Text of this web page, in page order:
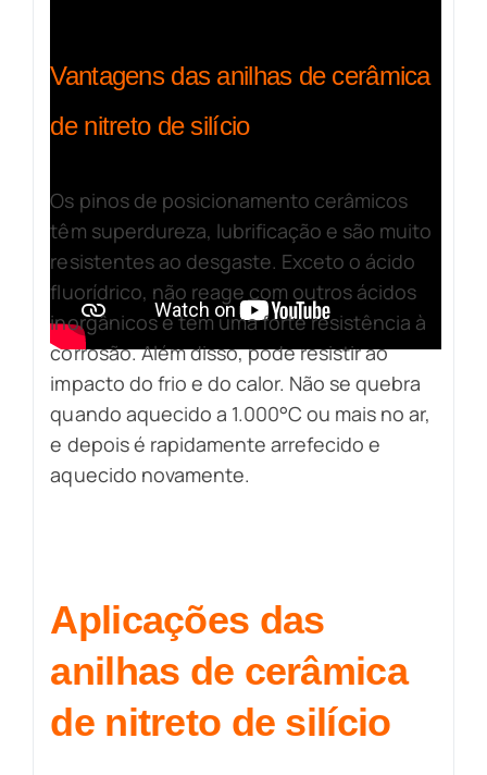
Vantagens das anilhas de cerâmica
de nitreto de silício
Os pinos de posicionamento cerâmicos
têm superdureza, lubrificação e são muito
resistentes ao desgaste. Exceto o ácido
fluorídrico, não reage com outros ácidos
inorgânicos e tem uma forte resistência à
corrosão. Além disso, pode resistir ao
impacto do frio e do calor. Não se quebra
quando aquecido a 1.000°C ou mais no ar,
e depois é rapidamente arrefecido e
aquecido novamente.
Aplicações das
anilhas de cerâmica
de nitreto de silício